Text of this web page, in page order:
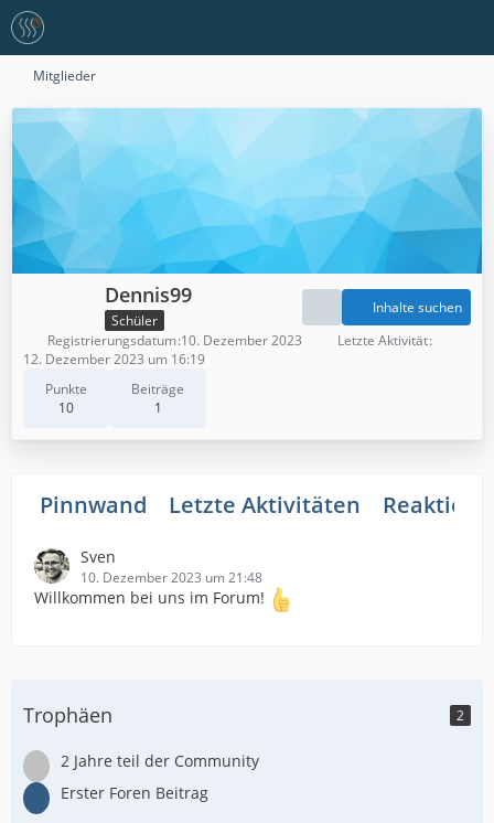
Mitglieder
Dennis99
Schüler
Punkte
10
Beiträge
1
Inhalte suchen
Registrierungsdatum 10. Dezember 2023
Letzte Aktivität
12. Dezember 2023 um 16:19
Pinnwand Letzte Aktivitäten
Sven
10. Dezember 2023 um 21:48
Willkommen bei uns im Forum!
Trophäen 2
2 Jahre teil der Community
Erster Foren Beitrag